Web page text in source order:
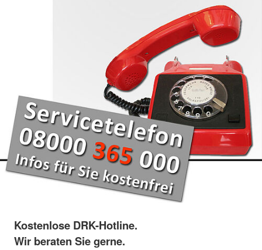
Kostenlose DRK-Hotline.
Wir beraten Sie gerne.